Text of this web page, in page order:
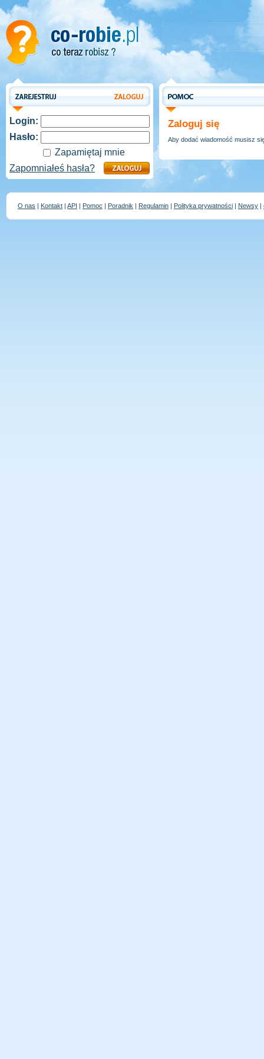
Login:
Hasło:
Zapamiętaj mnie
Zapomniałeś hasła?
Zaloguj się
Aby dodać wiadomość musisz
O nas | Kontakt | API | Pomoc | Poradnik | Regulamin | Polityka prywatności | Newsy |